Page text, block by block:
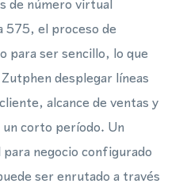
de número virtual
575, el proceso de
para ser sencillo, lo que
desplegar líneas
alcance de ventas y
corto período. Un
negocio configurado
ser enrutado a través